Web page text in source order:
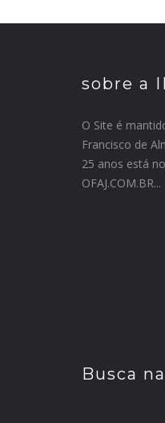
sobre a
O Site é
Francisco de
25 anos está
OFAJ.COM.BR...
Busca